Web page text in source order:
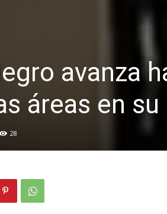
avanza
áreas en
28